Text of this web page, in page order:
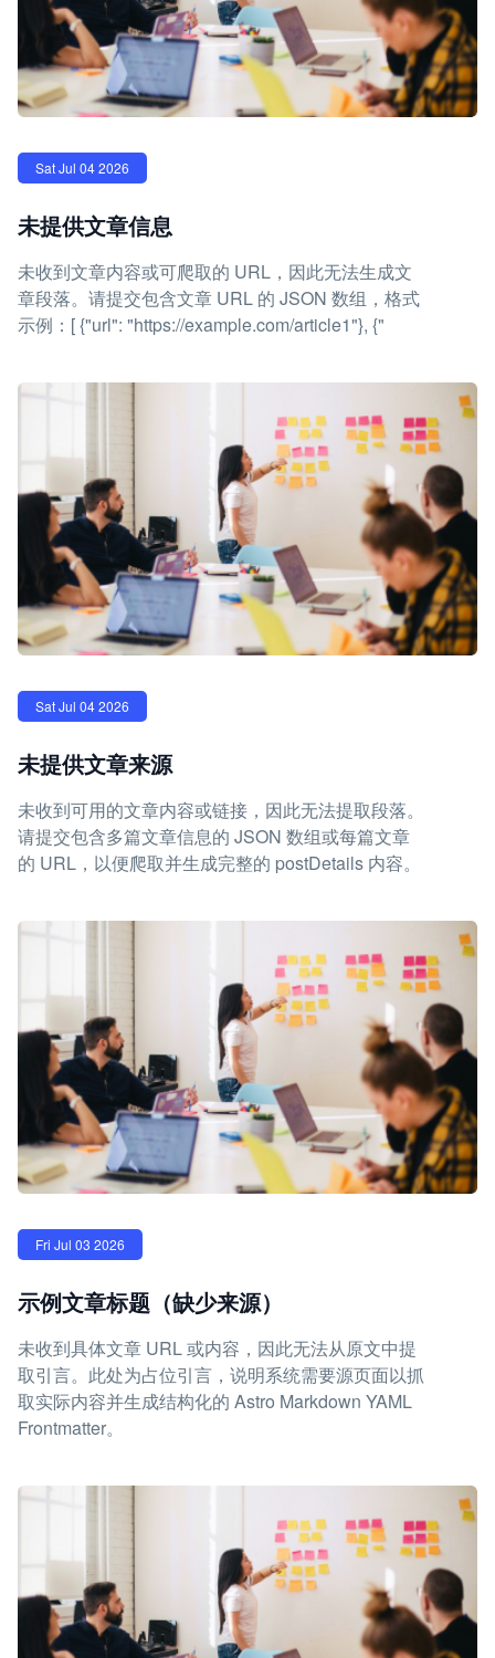
Sat Jul 04 2026
未提供文章信息
未收到文章内容或可爬取的 URL，因此无法生成文
章段落。请提交包含文章 URL 的 JSON 数组，格式
示例：[ {"url": "https://example.com/article1"}, {"
Sat Jul 04 2026
未提供文章来源
未收到可用的文章内容或链接，因此无法提取段落。
请提交包含多篇文章信息的 JSON 数组或每篇文章
的 URL，以便爬取并生成完整的 postDetails 内容。
Fri Jul 03 2026
示例文章标题（缺少来源）
未收到具体文章 URL 或内容，因此无法从原文中提
取引言。此处为占位引言，说明系统需要源页面以抓
取实际内容并生成结构化的 Astro Markdown YAML
Frontmatter。